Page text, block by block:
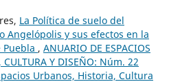
La Política de suelo del
Angelópolis y sus efectos en la
, ANUARIO DE ESPACIOS
CULTURA Y DISEÑO: Núm. 22
Urbanos, Historia, Cultura